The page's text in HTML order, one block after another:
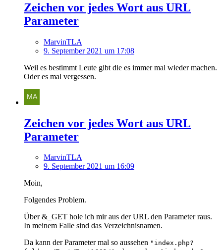
Zeichen vor jedes Wort aus URL
Parameter
MarvinTLA
9. September 2021 um 17:08
Weil es bestimmt Leute gibt die es immer mal wieder machen.
Oder es mal vergessen.
Zeichen vor jedes Wort aus URL
Parameter
MarvinTLA
9. September 2021 um 16:09
Moin,
Folgendes Problem.
Über &_GET hole ich mir aus der URL den Parameter raus.
In meinem Falle sind das Verzeichnisnamen.
Da kann der Parameter mal so aussehen "index.php?